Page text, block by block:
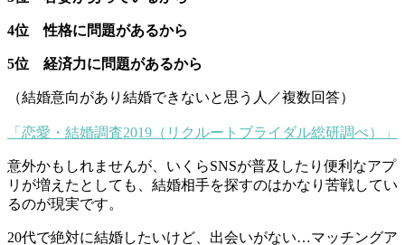
4位 性格に問題があるから
5位 経済力に問題があるから
（結婚意向があり結婚できないと思う人／複数回答）
「恋愛・結婚調査2019（リクルートブライダル総研調べ）」
意外かもしれませんが、いくらSNSが普及したり便利なアプ
リが増えたとしても、結婚相手を探すのはかなり苦戦してい
るのが現実です。
20代で絶対に結婚したいけど、出会いがない…マッチングア